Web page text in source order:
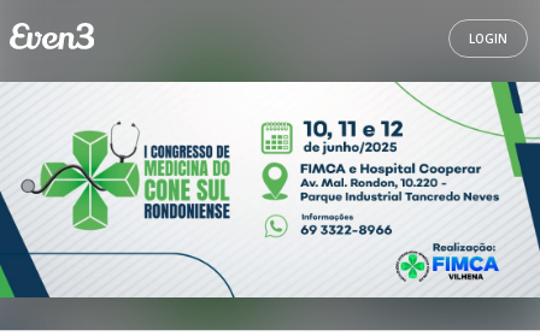
LOGIN